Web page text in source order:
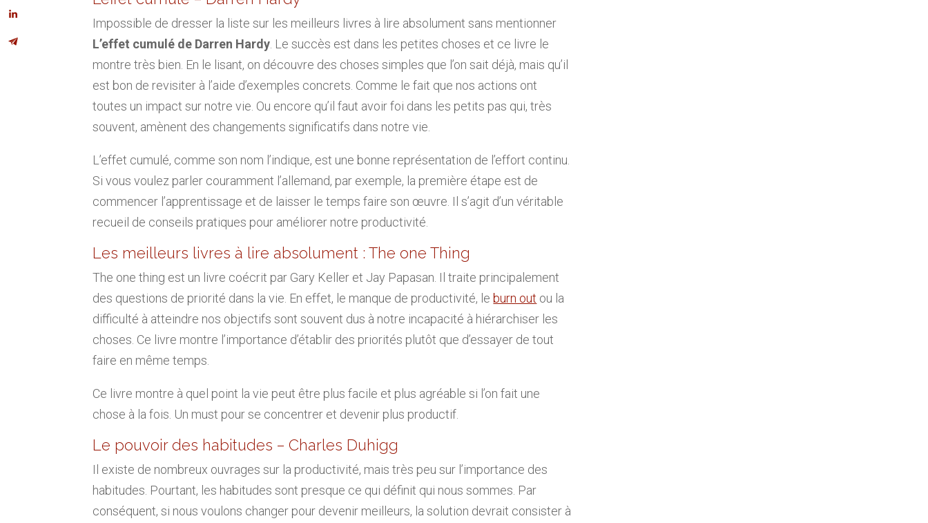
Impossible de dresser la liste sur les meilleurs livres à lire absolument sans mentionner
L’effet cumulé de Darren Hardy . Le succès est dans les petites choses et ce livre le
montre très bien. En le lisant, on découvre des choses simples que l’on sait déjà, mais qu’il
est bon de revisiter à l’aide d’exemples concrets. Comme le fait que nos actions ont
toutes un impact sur notre vie. Ou encore qu’il faut avoir foi dans les petits pas qui, très
souvent, amènent des changements significatifs dans notre vie.
L’effet cumulé, comme son nom l’indique, est une bonne représentation de l’effort continu.
Si vous voulez parler couramment l’allemand, par exemple, la première étape est de
commencer l’apprentissage et de laisser le temps faire son œuvre. Il s’agit d’un véritable
recueil de conseils pratiques pour améliorer notre productivité.
Les meilleurs livres à lire absolument : The one Thing
The one thing est un livre coécrit par Gary Keller et Jay Papasan. Il traite principalement
des questions de priorité dans la vie. En effet, le manque de productivité, leburn out ou la
difficulté à atteindre nos objectifs sont souvent dus à notre incapacité à hiérarchiser les
choses. Ce livre montre l’importance d’établir des priorités plutôt que d’essayer de tout
faire en même temps.
Ce livre montre à quel point la vie peut être plus facile et plus agréable si l’on fait une
chose à la fois. Un must pour se concentrer et devenir plus productif.
Le pouvoir des habitudes – Charles Duhigg
Il existe de nombreux ouvrages sur la productivité, mais très peu sur l’importance des
habitudes. Pourtant, les habitudes sont presque ce qui définit qui nous sommes. Par
conséquent, si nous voulons changer pour devenir meilleurs, la solution devrait consister à